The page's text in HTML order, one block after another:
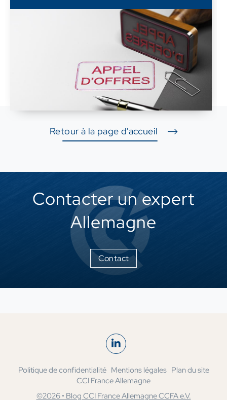
Retour à la page d'accueil
Contacter un expert
Allemagne
Contact
Politique de confidentialité Mentions légales Plan du site
CCI France Allemagne
©2026 • Blog CCI France Allemagne CCFA e.V.